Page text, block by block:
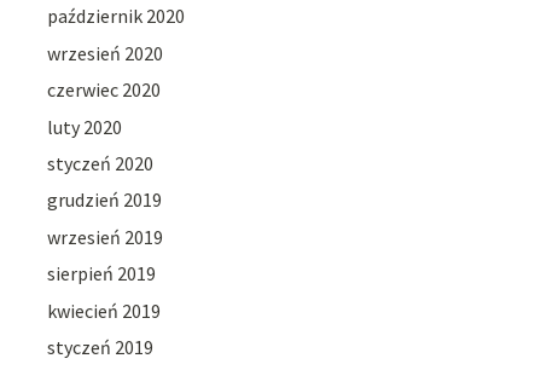
październik 2020
wrzesień 2020
czerwiec 2020
luty 2020
styczeń 2020
grudzień 2019
wrzesień 2019
sierpień 2019
kwiecień 2019
styczeń 2019